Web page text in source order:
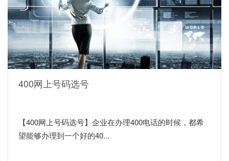
400网上号码选号
【400网上号码选号】企业在办理400电话的时候，都希
望能够办理到一个好的40...